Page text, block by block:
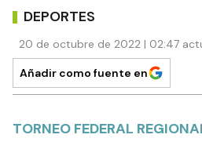
DEPORTES
20 de octubre de 2022 | 02:47
Añadir como fuente en
TORNEO FEDERAL